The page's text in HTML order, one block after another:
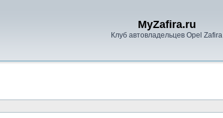
MyZafira.ru
Клуб автовладельцев Opel Zafira